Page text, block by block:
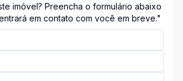
Contato Conosco!"
imóvel? Preencha o formulário abaixo
em contato com você em breve."